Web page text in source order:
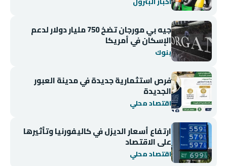
جيه بي مورجان تضخ 750 مليار دولار لدعم
الإسكان في أمريكا
بنوك
فرص استثمارية جديدة في مدينة العبور
الجديدة
اقتصاد محلي
ارتفاع أسعار الديزل في كاليفورنيا وتأثيرها
على الاقتصاد
اقتصاد محلي